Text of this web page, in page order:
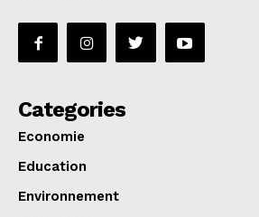
Categories
Economie
Education
Environnement